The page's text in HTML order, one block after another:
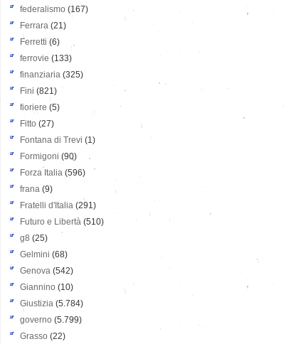
federalismo (167)
Ferrara (21)
Ferretti (6)
ferrovie (133)
finanziaria (325)
Fini (821)
fioriere (5)
Fitto (27)
Fontana di Trevi (1)
Formigoni (90)
Forza Italia (596)
frana (9)
Fratelli d'Italia (291)
Futuro e Libertà (510)
g8 (25)
Gelmini (68)
Genova (542)
Giannino (10)
Giustizia (5.784)
governo (5.799)
Grasso (22)